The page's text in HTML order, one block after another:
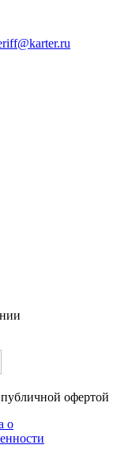
офертой
о